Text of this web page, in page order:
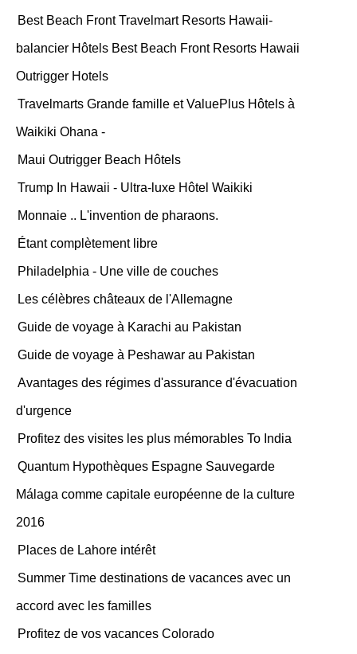
Best Beach Front Travelmart Resorts Hawaii-
balancier Hôtels Best Beach Front Resorts Hawaii
Outrigger Hotels
Travelmarts Grande famille et ValuePlus Hôtels à
Waikiki Ohana -
Maui Outrigger Beach Hôtels
Trump In Hawaii - Ultra-luxe Hôtel Waikiki
Monnaie .. L'invention de pharaons.
Étant complètement libre
Philadelphia - Une ville de couches
Les célèbres châteaux de l'Allemagne
Guide de voyage à Karachi au Pakistan
Guide de voyage à Peshawar au Pakistan
Avantages des régimes d'assurance d'évacuation
d'urgence
Profitez des visites les plus mémorables To India
Quantum Hypothèques Espagne Sauvegarde
Málaga comme capitale européenne de la culture
2016
Places de Lahore intérêt
Summer Time destinations de vacances avec un
accord avec les familles
Profitez de vos vacances Colorado